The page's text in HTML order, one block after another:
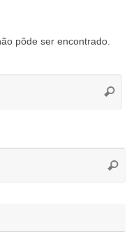
pôde ser encontrado.